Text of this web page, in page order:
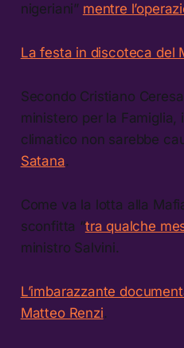
nigeriani” mentre
La festa in discoteca del
Secondo Cristiano
ministero per la Famiglia,
climatico non sarebbe
Satana.
Come va la lotta alla
sconfitta “tra qualche
ministro Salvini.
L’imbarazzante
Matteo Renzi.